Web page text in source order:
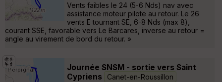
Vents faibles le 24 (5-6 Nds) nav avec
assistance moteur pilote au retour. Le 26
vents E tournant SE, 6-8 Nds (max 8),
courant SSE, favorable vers Le Barcares, inverse au retour =
angle au virement de bord du retour. »
Journée SNSM - sortie vers Saint
Cypriens
Canet-en-Roussillon